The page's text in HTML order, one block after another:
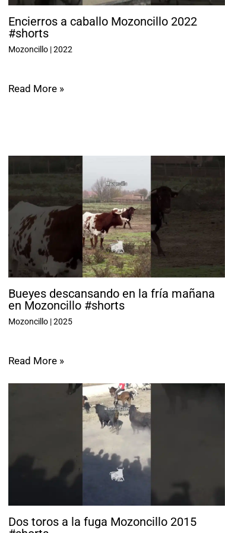
Encierros a caballo Mozoncillo 2022
#shorts
Mozoncillo|2022
Read More »
Bueyes descansando en la fría mañana
en Mozoncillo #shorts
Mozoncillo|2025
Read More »
Dos toros a la fuga Mozoncillo 2015